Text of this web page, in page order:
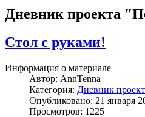
Дневник проекта
Стол с руками!
Информация о материале
Автор: AnnTenna
Категория: Дневник
Опубликовано: 21 января
Просмотров: 1225